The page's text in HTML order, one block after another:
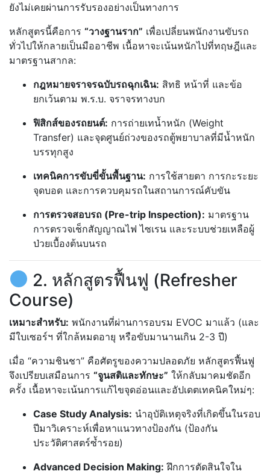
ยังไม่เคยผ่านการรับรองอย่างเป็นทางการ
หลักสูตรนี้คือการ “วางฐานราก” เพื่อเปลี่ยนพนักงานขับรถ
ทั่วไปให้กลายเป็นมืออาชีพ เนื้อหาจะเน้นหนักไปที่ทฤษฎีและ
มาตรฐานสากล:
กฎหมายจราจรฉบับรถฉุกเฉิน: สิทธิ หน้าที่ และข้อ
ยกเว้นตาม พ.ร.บ. จราจรทางบก
ฟิสิกส์ของรถยนต์: การถ่ายเทน้ำหนัก (Weight
Transfer) และจุดศูนย์ถ่วงของรถตู้พยาบาลที่มีน้ำหนัก
บรรทุกสูง
เทคนิคการขับขี่ขั้นพื้นฐาน: การใช้สายตา การกะระยะ
จุดบอด และการควบคุมรถในสถานการณ์คับขัน
การตรวจสอบรถ (Pre-trip Inspection): มาตรฐาน
การตรวจเช็กสัญญาณไฟ ไซเรน และระบบช่วยเหลือผู้
ป่วยเบื้องต้นบนรถ
2. หลักสูตรฟื้นฟู (Refresher
Course)
เหมาะสำหรับ: พนักงานที่ผ่านการอบรม EVOC มาแล้ว (และ
มีใบเซอร์ฯ ที่ใกล้หมดอายุ หรือขับมานานเกิน 2-3 ปี)
เมื่อ “ความชินชา” คือศัตรูของความปลอดภัย หลักสูตรฟื้นฟู
จึงเปรียบเสมือนการ “จูนสติและทักษะ” ให้กลับมาคมชัดอีก
ครั้ง เนื้อหาจะเน้นการแก้ไขจุดอ่อนและอัปเดตเทคนิคใหม่ๆ:
Case Study Analysis: นำอุบัติเหตุจริงที่เกิดขึ้นในรอบ
ปีมาวิเคราะห์เพื่อหาแนวทางป้องกัน (ป้องกัน
ประวัติศาสตร์ซ้ำรอย)
Advanced Decision Making: ฝึกการตัดสินใจใน